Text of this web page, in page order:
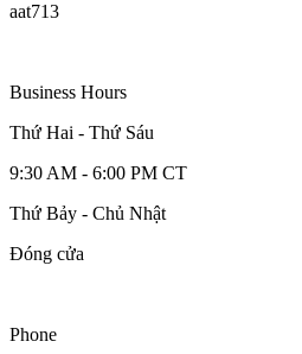
aat713
Business Hours
Thứ Hai - Thứ Sáu
9:30 AM - 6:00 PM CT
Thứ Bảy - Chủ Nhật
Đóng cửa
Phone